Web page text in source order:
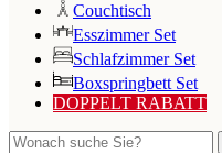
Couchtisch
Esszimmer Set
Schlafzimmer Set
Boxspringbett Set
DOPPELT RABATT